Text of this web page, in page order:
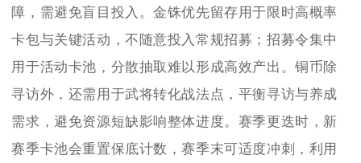
障，需避免盲目投入。金铢优先留存用于限时高概率
卡包与关键活动，不随意投入常规招募；招募令集中
用于活动卡池，分散抽取难以形成高效产出。铜币除
寻访外，还需用于武将转化战法点，平衡寻访与养成
需求，避免资源短缺影响整体进度。赛季更迭时，新
赛季卡池会重置保底计数，赛季末可适度冲刺，利用